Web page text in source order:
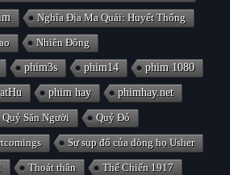
Nghĩa Địa Ma Quái: Huyết Thống
Nhiên Đông
phim3s phim14 phim 1080
phim hay phimhay.net
Quỷ Săn Người Quỷ Đỏ
Sự sụp đổ của dòng họ Usher
Thoát thân Thế Chiến 1917